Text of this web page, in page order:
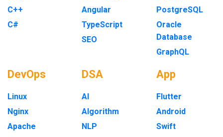
C++
C#
Angular
TypeScript
SEO
PostgreSQL
Oracle
Database
GraphQL
DevOps
Linux
Nginx
Apache
DSA
AI
Algorithm
NLP
App
Flutter
Android
Swift